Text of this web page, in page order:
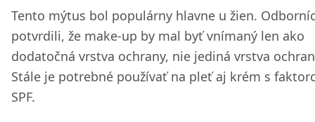
Tento mýtus bol populárny hlavne u žien.
potvrdili, že make-up by mal byť vnímaný len ako
dodatočná vrstva ochrany, nie jediná vrstva
Stále je potrebné používať na pleť aj krém s
SPF.